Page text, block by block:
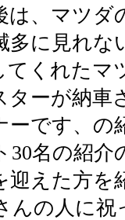
は、マツダ
多に見れな
てくれたマ
ターが納車
ーです、の
30名の紹介
迎えた方を
んの人に